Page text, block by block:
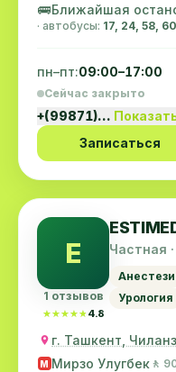
🚌Ближайшая
· автобусы: 17, 24, 58, 60
пн–пт:09:00–17:00
Сейчас закрыто
+(99871)…
Записаться
E
1 отзывов
★★★★★
★★★★★ 4.8
Частная
Урология
г. Ташкент,
M Мирзо Улугбек 🚶